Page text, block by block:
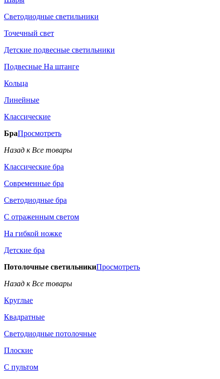
Светодиодные светильники
Точечный свет
Детские подвесные светильники
Подвесные На штанге
Кольца
Линейные
Классические
БраПросмотреть
Назад к Все товары
Классические бра
Современные бра
Светодиодные бра
С отраженным светом
На гибкой ножке
Детские бра
Потолочные светильникиПросмотреть
Назад к Все товары
Круглые
Квадратные
Светодиодные потолочные
Плоские
С пультом